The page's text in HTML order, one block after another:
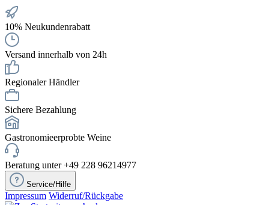
10% Neukundenrabatt
Versand innerhalb von 24h
Regionaler Händler
Sichere Bezahlung
Gastronomieerprobte Weine
Beratung unter +49 228 96214977
Service/Hilfe
Impressum Widerruf/Rückgabe